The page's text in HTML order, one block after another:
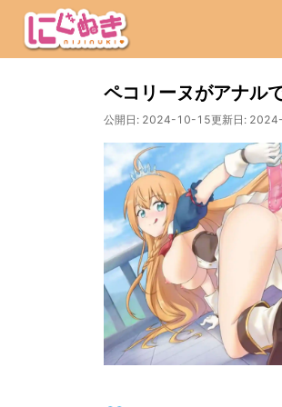
ペコリーヌがアナル
公開日: 2024-10-15更新日: